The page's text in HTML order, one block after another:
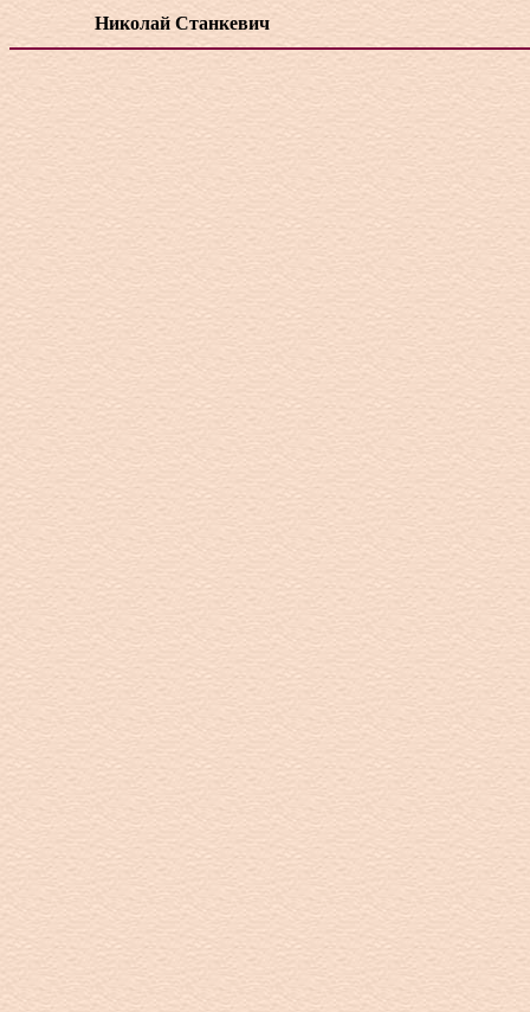
Николай Станкевич